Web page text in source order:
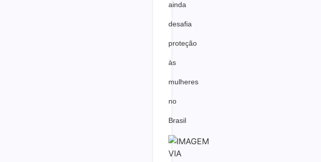
ainda
desafia
proteção
às
mulheres
no
Brasil